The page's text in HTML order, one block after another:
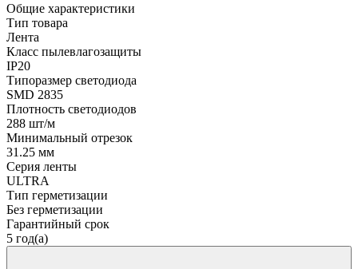
Общие характеристики
Тип товара
Лента
Класс пылевлагозащиты
IP20
Типоразмер светодиода
SMD 2835
Плотность светодиодов
288 шт/м
Минимальный отрезок
31.25 мм
Серия ленты
ULTRA
Тип герметизации
Без герметизации
Гарантийный срок
5 год(а)